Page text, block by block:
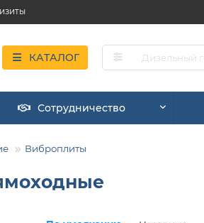
КАТАЛОГ
Сотрудничество
Виброплиты